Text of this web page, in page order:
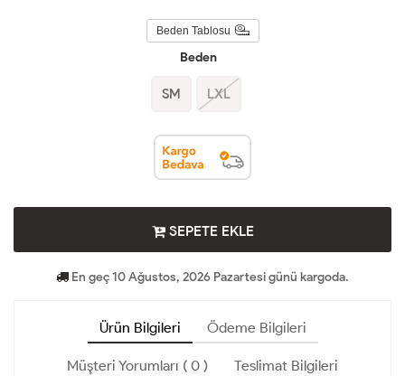
Beden Tablosu
Beden
SM LXL
SEPETE EKLE
En geç 10 Ağustos, 2026 Pazartesi günü kargoda.
Ürün Bilgileri Ödeme Bilgileri
Müşteri Yorumları ( 0 ) Teslimat Bilgileri